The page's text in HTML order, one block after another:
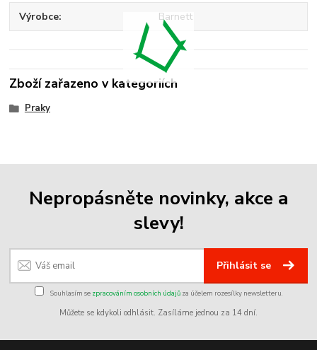
Výrobce Barnett
Zboží zařazeno v kategoriích
Praky
Nepropásněte novinky, akce a
slevy!
Přihlásit se
Souhlasím se zpracováním osobních údajůza účelem rozesílky newsletteru.
Můžete se kdykoli odhlásit. Zasíláme jednou za 14 dní.